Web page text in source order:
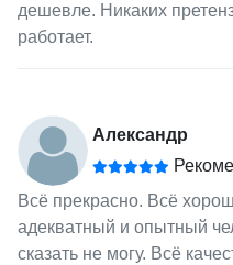
дешевле. Никаких
работает.
Александр
Всё прекрасно. Всё
адекватный и опытный
сказать не могу. Всё